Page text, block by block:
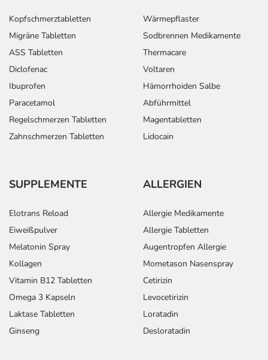
Kopfschmerztabletten
Migräne Tabletten
ASS Tabletten
Diclofenac
Ibuprofen
Paracetamol
Regelschmerzen Tabletten
Zahnschmerzen Tabletten
Wärmepflaster
Sodbrennen Medikamente
Thermacare
Voltaren
Hämorrhoiden Salbe
Abführmittel
Magentabletten
Lidocain
SUPPLEMENTE
Elotrans Reload
Eiweißpulver
Melatonin Spray
Kollagen
Vitamin B12 Tabletten
Omega 3 Kapseln
Laktase Tabletten
Ginseng
ALLERGIEN
Allergie Medikamente
Allergie Tabletten
Augentropfen Allergie
Mometason Nasenspray
Cetirizin
Levocetirizin
Loratadin
Desloratadin